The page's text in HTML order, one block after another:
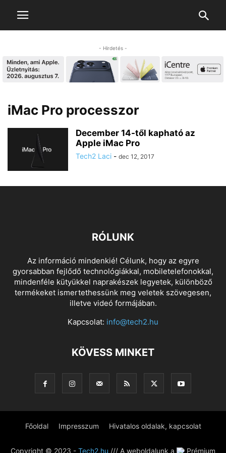
- Hirdetés -
iMac Pro processzor
December 14-től kapható az
Apple iMac Pro
Tech2 Laci - dec 12, 2017
RÓLUNK
Az információ mindenkié! Célunk, hogy az egyre
gyorsabban fejlődő technológiákkal, mobiletelefonokkal,
mindenféle kütyükkel naprakészek legyetek, különböző
termékeket ismertethessünk meg veletek szövegesen,
illetve videó formájában.
Kapcsolat: info@tech2.hu
KÖVESS MINKET
Főoldal Impresszum Hivatalos oldalak, kapcsolat
Copyright © 2023 - Tech2.hu /// A weboldalunk a Prémium